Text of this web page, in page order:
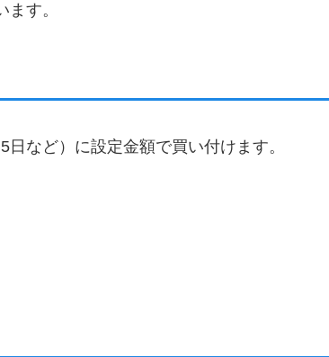
す。
など）に設定金額で買い付けます。